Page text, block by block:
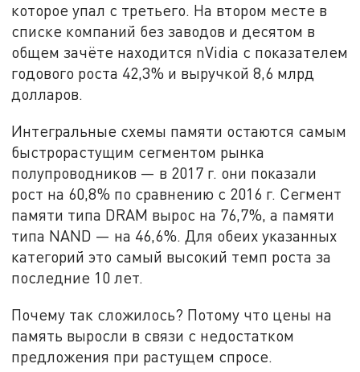
которое упал с третьего. На втором месте в
списке компаний без заводов и десятом в
общем зачёте находится nVidia с показателем
годового роста 42,3% и выручкой 8,6 млрд
долларов.
Интегральные схемы памяти остаются самым
быстрорастущим сегментом рынка
полупроводников — в 2017 г. они показали
рост на 60,8% по сравнению с 2016 г. Сегмент
памяти типа DRAM вырос на 76,7%, а памяти
типа NAND — на 46,6%. Для обеих указанных
категорий это самый высокий темп роста за
последние 10 лет.
Почему так сложилось? Потому что цены на
память выросли в связи с недостатком
предложения при растущем спросе.